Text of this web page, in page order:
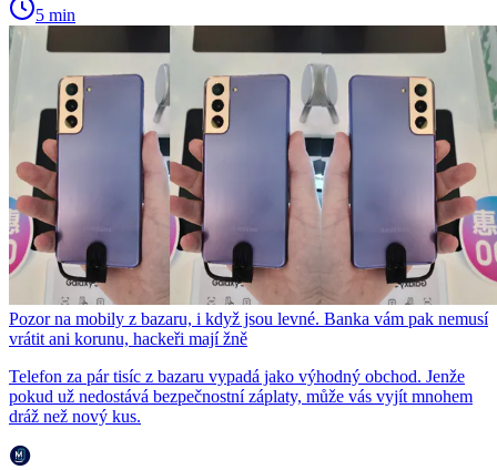
5 min
Pozor na mobily z bazaru, i když jsou levné. Banka vám pak nemusí
vrátit ani korunu, hackeři mají žně
Telefon za pár tisíc z bazaru vypadá jako výhodný obchod. Jenže
pokud už nedostává bezpečnostní záplaty, může vás vyjít mnohem
dráž než nový kus.